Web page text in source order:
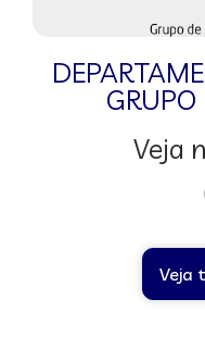
Veja
Veja